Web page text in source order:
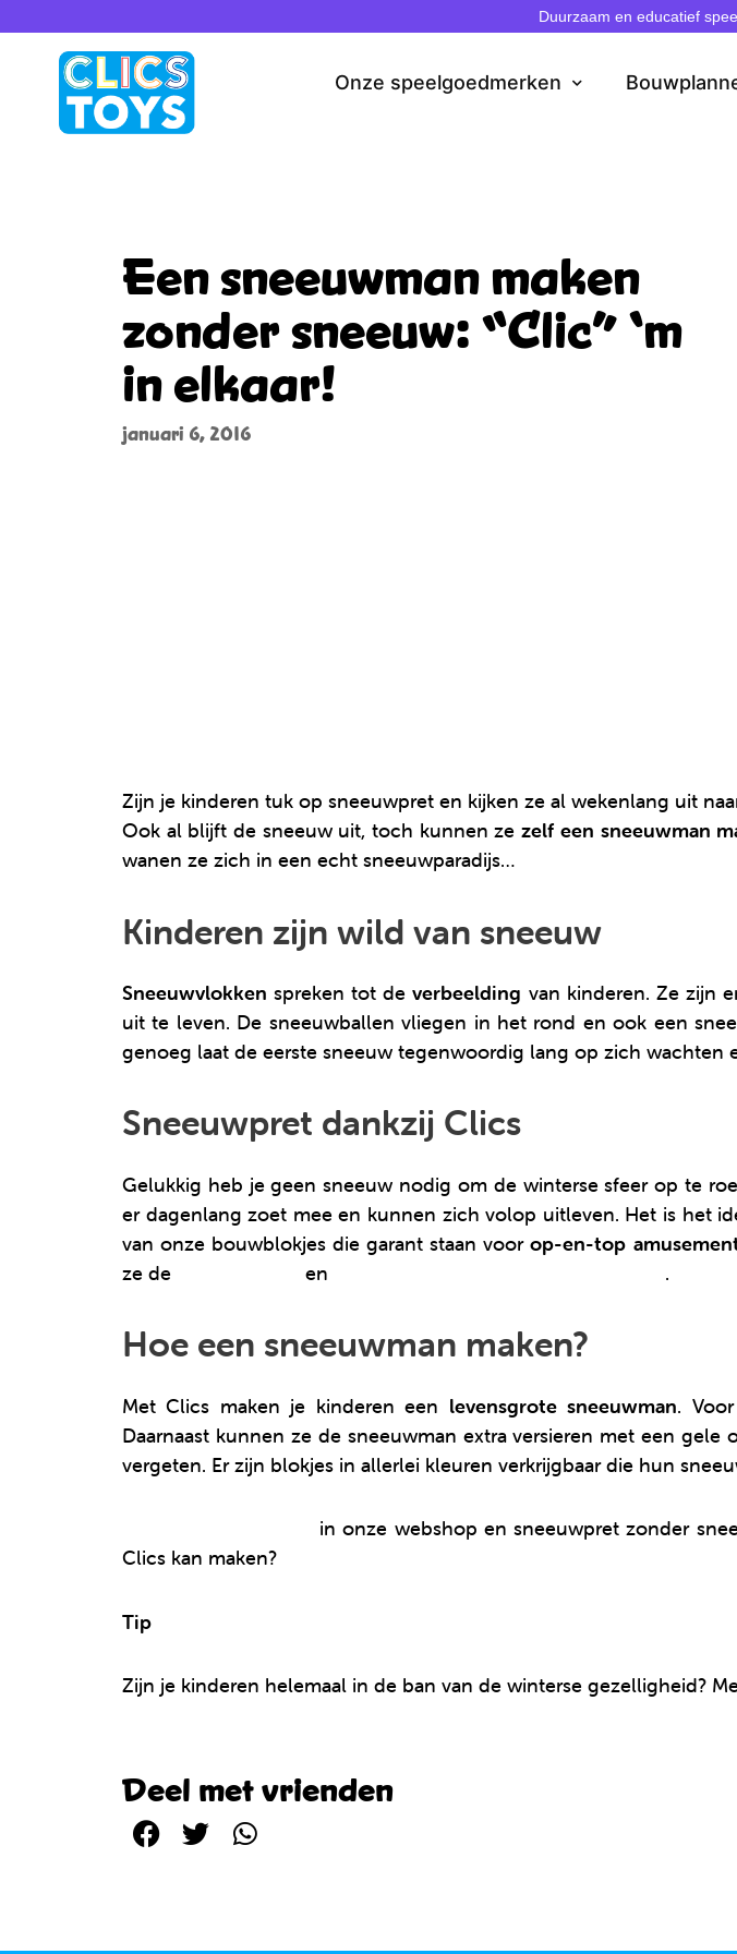
naar
Duurzaam en educatief
Onze speelgoedmerken
Een sneeuwman maken
zonder sneeuw: “Clic” ‘m
in elkaar!
januari 6, 2016
Zijn je kinderen tuk op sneeuwpret en kijken ze al wekenlang uit
Ook al blijft de sneeuw uit, toch kunnen zezelf een sneeuwman
wanen ze zich in een echt sneeuwparadijs…
Kinderen zijn wild van sneeuw
Sneeuwvlokken spreken tot deverbeelding van kinderen. Ze zijn
uit te leven. De sneeuwballen vliegen in het rond en ook een
genoeg laat de eerste sneeuw tegenwoordig lang op zich wachten
Sneeuwpret dankzij Clics
Gelukkig heb je geen sneeuw nodig om de winterse sfeer op te
er dagenlang zoet mee en kunnen zich volop uitleven. Het is het
van onze bouwblokjes die garant staan voorop-en-top
ze de
en .
Hoe een sneeuwman maken?
Met Clics maken je kinderen een levensgrote sneeuwman.
Daarnaast kunnen ze de sneeuwman extra versieren met een
vergeten. Er zijn blokjes in allerlei kleuren verkrijgbaar die hun
in onze webshop en sneeuwpret zonder
Clics kan maken?
Tip
Zijn je kinderen helemaal in de ban van de winterse gezelligheid?
Deel met vrienden